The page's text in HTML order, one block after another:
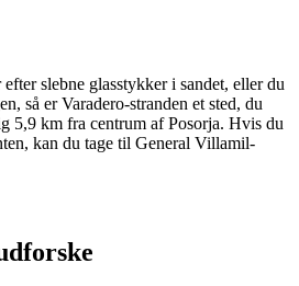
slebne glasstykker i sandet, eller du
så er Varadero-stranden et sted, du
5,9 km fra centrum af Posorja. Hvis du
kan du tage til General Villamil-